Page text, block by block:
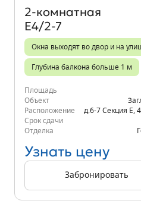
2‑комнатная
Е4/2-7
Окна выходят во двор и на
Глубина балкона больше 1 м
Площадь
Объект
Расположение
д.6-7 Секция Е
Срок сдачи
Отделка
Узнать цену
Забронировать